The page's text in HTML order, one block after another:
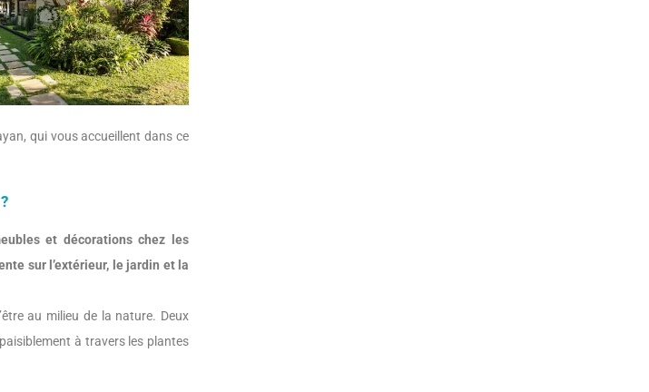
qui vous accueillent dans ce
et décorations chez les
sur l’extérieur, le jardin et la
au milieu de la nature. Deux
à travers les plantes